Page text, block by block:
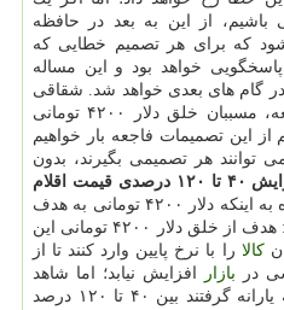
باشیم، از این به بعد در حافظه
كه برای هر تصمیم خطایی كه
خواهد بود و این مساله
در گام های بعدی خواهد شد. شقاقی
شهری تصریح كرد: اگر این دفعه، مسببان خلق دلار ۴۲۰۰ تومانی
این تصمیمات فاجعه بار خواهیم
توانند هر تصمیمی بگیرند، بدون
افزایش ۴۰ تا ۱۲۰ درصدی قیمت اقلام
ایشان در ادامه با اشاره به اینكه دلار ۴۲۰۰ تومانی به هدف
مدنظر دولت نرسید، تصریح كرد: هدف از خلق دلار ۴۲۰۰ تومانی این
كالا را با نرخ پایین وارد كنند تا از
در بازار
افزایش نیابد؛ اما شاهد
بودیم كه قیمت همان اقلامی كه یارانه گرفتند بین ۴۰ تا ۱۲۰ درصد